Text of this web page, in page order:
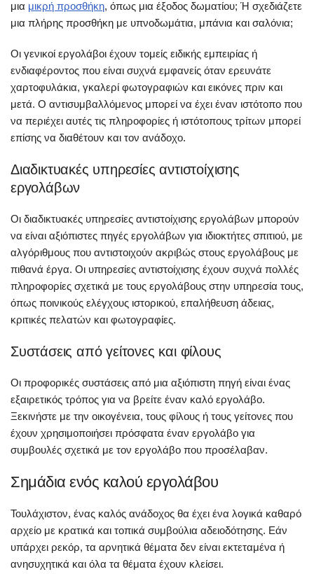
μια μικρή προσθήκη, όπως μια έξοδος δωματίου; Ή σχεδιάζετε
μια πλήρης προσθήκη με υπνοδωμάτια, μπάνια και σαλόνια;
Οι γενικοί εργολάβοι έχουν τομείς ειδικής εμπειρίας ή
ενδιαφέροντος που είναι συχνά εμφανείς όταν ερευνάτε
χαρτοφυλάκια, γκαλερί φωτογραφιών και εικόνες πριν και
μετά. Ο αντισυμβαλλόμενος μπορεί να έχει έναν ιστότοπο που
να περιέχει αυτές τις πληροφορίες ή ιστότοπους τρίτων μπορεί
επίσης να διαθέτουν και τον ανάδοχο.
Διαδικτυακές υπηρεσίες αντιστοίχισης
εργολάβων
Οι διαδικτυακές υπηρεσίες αντιστοίχισης εργολάβων μπορούν
να είναι αξιόπιστες πηγές εργολάβων για ιδιοκτήτες σπιτιού, με
αλγόριθμους που αντιστοιχούν ακριβώς στους εργολάβους με
πιθανά έργα. Οι υπηρεσίες αντιστοίχισης έχουν συχνά πολλές
πληροφορίες σχετικά με τους εργολάβους στην υπηρεσία τους,
όπως ποινικούς ελέγχους ιστορικού, επαλήθευση άδειας,
κριτικές πελατών και φωτογραφίες.
Συστάσεις από γείτονες και φίλους
Οι προφορικές συστάσεις από μια αξιόπιστη πηγή είναι ένας
εξαιρετικός τρόπος για να βρείτε έναν καλό εργολάβο.
Ξεκινήστε με την οικογένεια, τους φίλους ή τους γείτονες που
έχουν χρησιμοποιήσει πρόσφατα έναν εργολάβο για
συμβουλές σχετικά με τον εργολάβο που προσέλαβαν.
Σημάδια ενός καλού εργολάβου
Τουλάχιστον, ένας καλός ανάδοχος θα έχει ένα λογικά καθαρό
αρχείο με κρατικά και τοπικά συμβούλια αδειοδότησης. Εάν
υπάρχει ρεκόρ, τα αρνητικά θέματα δεν είναι εκτεταμένα ή
ανησυχητικά και όλα τα θέματα έχουν κλείσει.